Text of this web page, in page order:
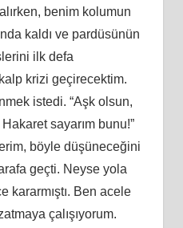
benim kolumun
kaldı ve pardüsünün
ilk defa
krizi geçirecektim.
istedi. “Aşk olsun,
sayarım bunu!”
böyle düşüneceğini
geçti. Neyse yola
kararmıştı. Ben acele
çalışıyorum.